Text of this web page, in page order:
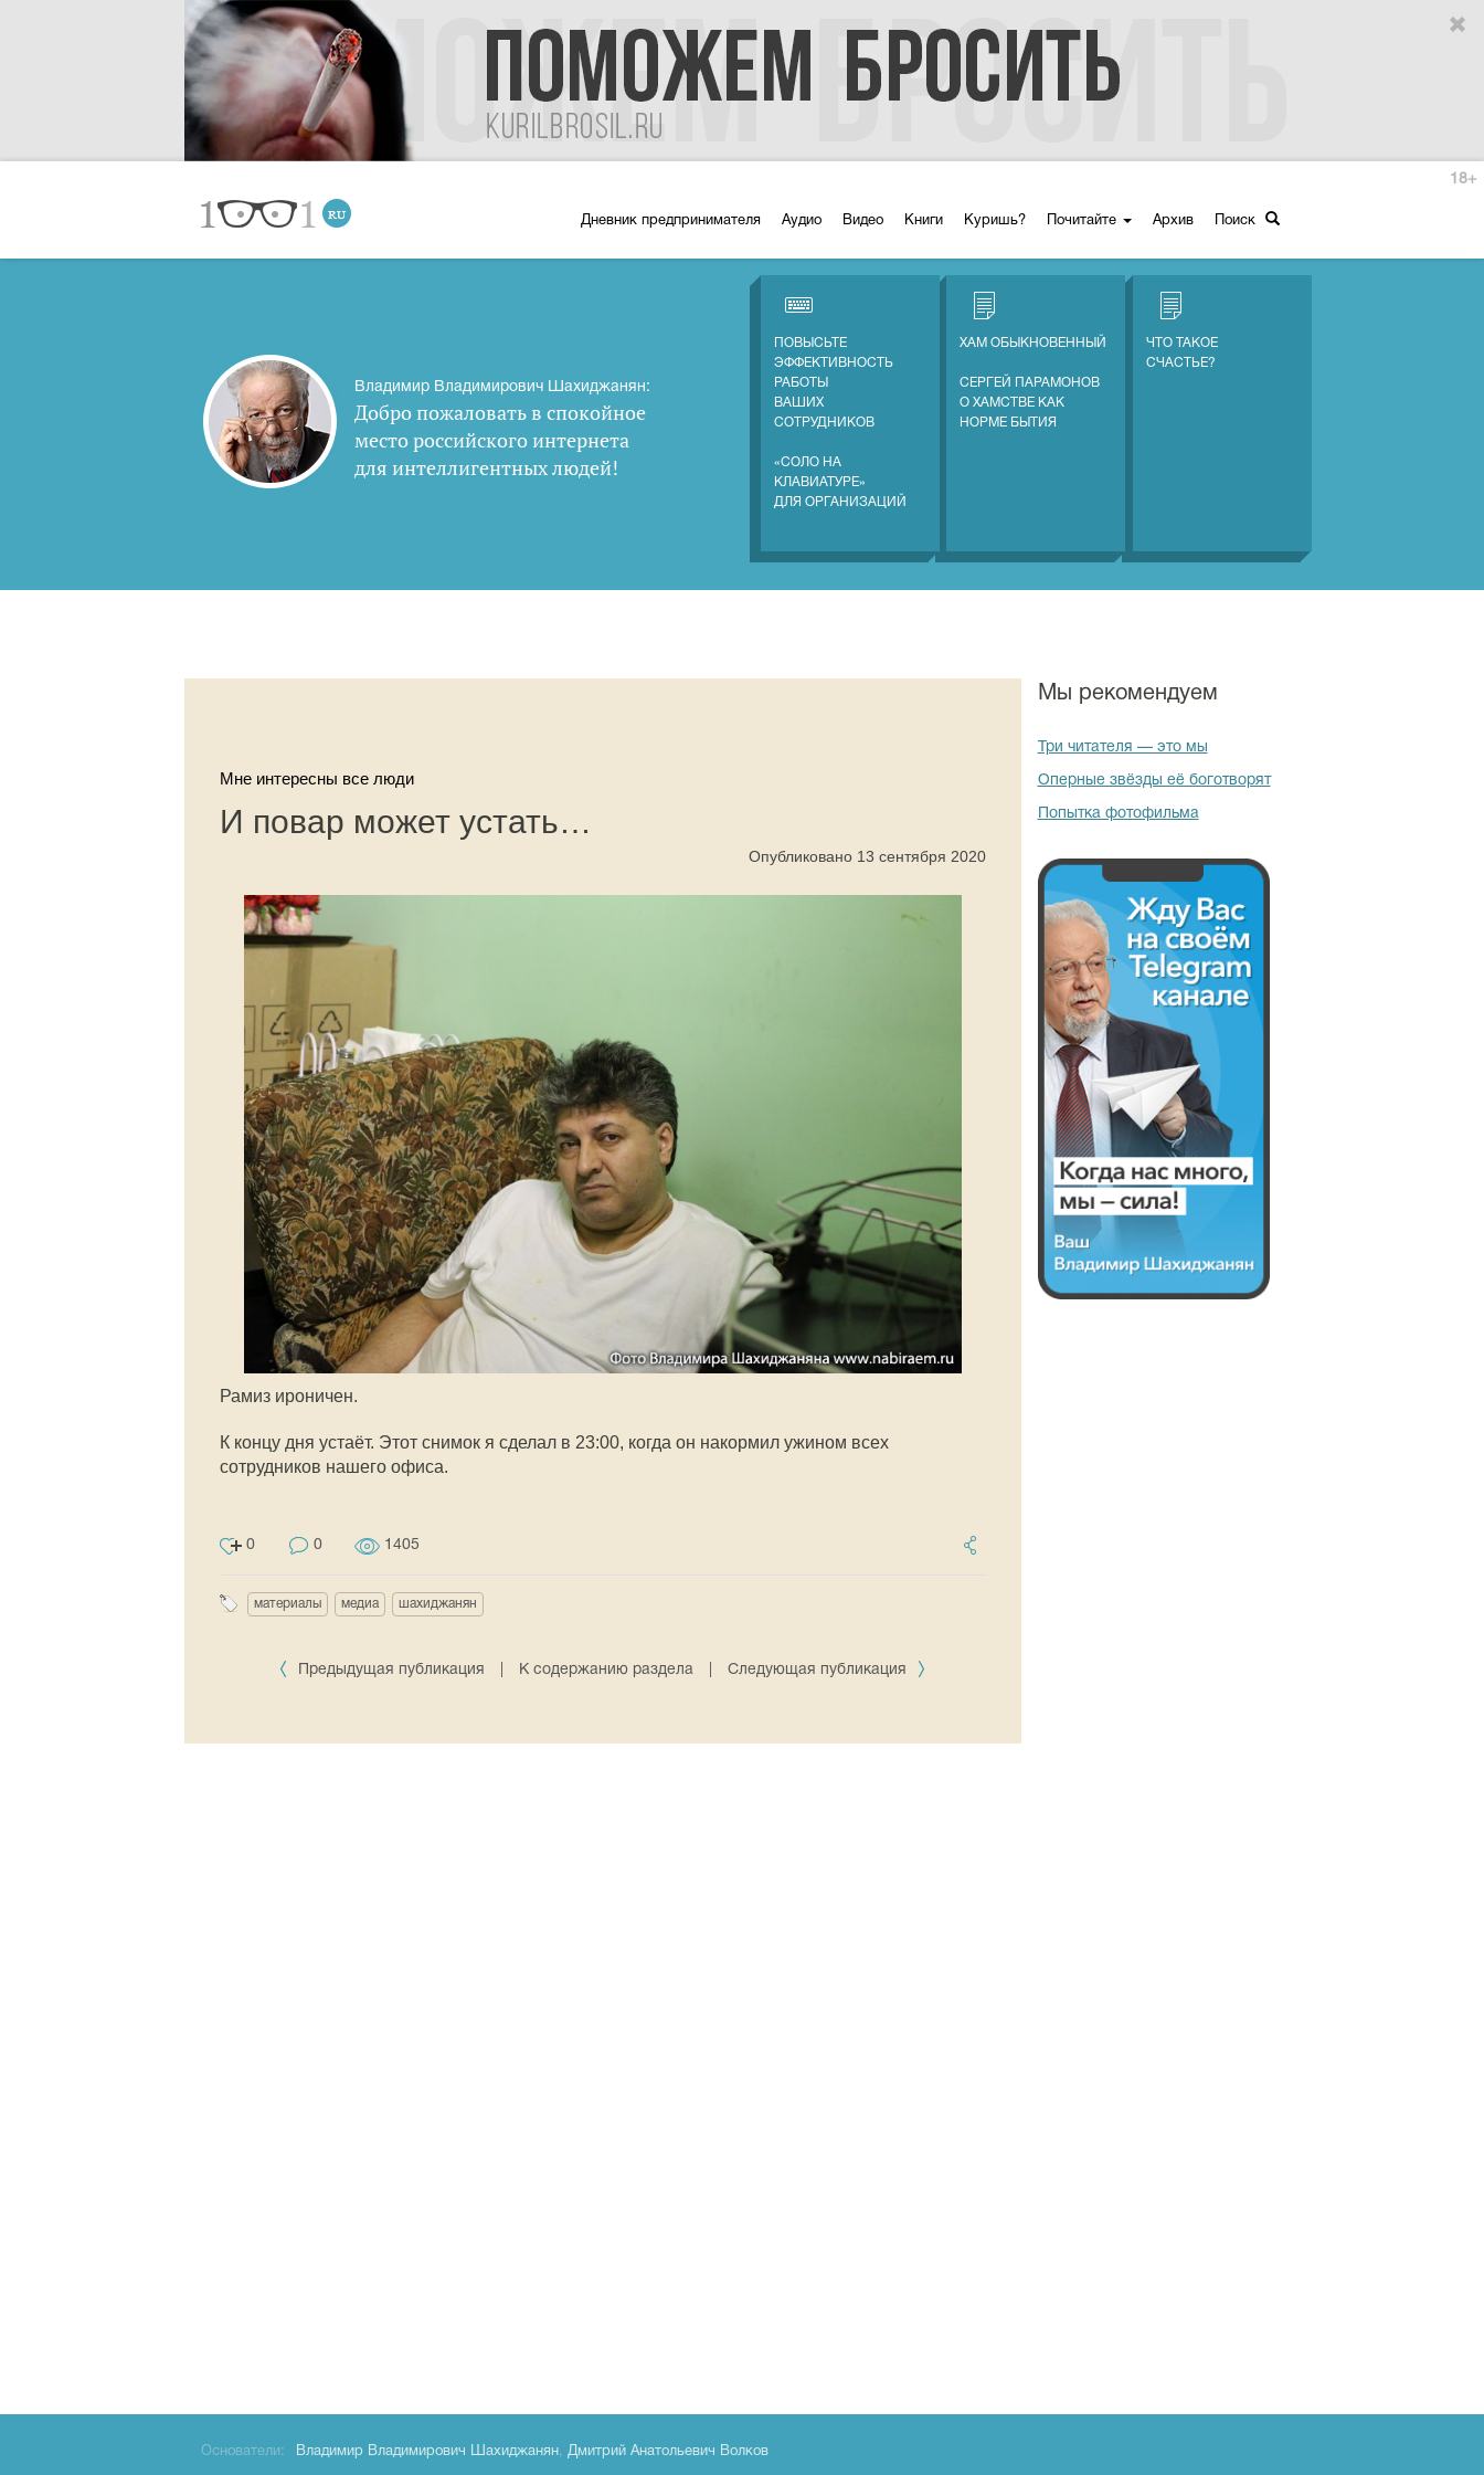
Дневник предпринимателя Аудио Видео Книги Куришь? Почитайте Архив Поиск
18+
Владимир Владимирович Шахиджанян:
Добро пожаловать в спокойное
место российского интернета
для интеллигентных людей!
ПОВЫСЬТЕ
ЭФФЕКТИВНОСТЬ
РАБОТЫ
ВАШИХ
СОТРУДНИКОВ
«СОЛО НА
КЛАВИАТУРЕ»
ДЛЯ ОРГАНИЗАЦИЙ
ХАМ ОБЫКНОВЕННЫЙ
СЕРГЕЙ ПАРАМОНОВ
О ХАМСТВЕ КАК
НОРМЕ БЫТИЯ
ЧТО ТАКОЕ
СЧАСТЬЕ?
Мне интересны все люди
И повар может устать…
Опубликовано 13 сентября 2020
Рамиз ироничен.
К концу дня устаёт. Этот снимок я сделал в 23:00, когда он накормил ужином всех
сотрудников нашего офиса.
0 0 1405
материалы медиа шахиджанян
Предыдущая публикация К содержанию раздела Следующая публикация
Мы рекомендуем
Три читателя — это мы
Оперные звёзды её боготворят
Попытка фотофильма
Основатели: Владимир Владимирович Шахиджанян, Дмитрий Анатольевич Волков